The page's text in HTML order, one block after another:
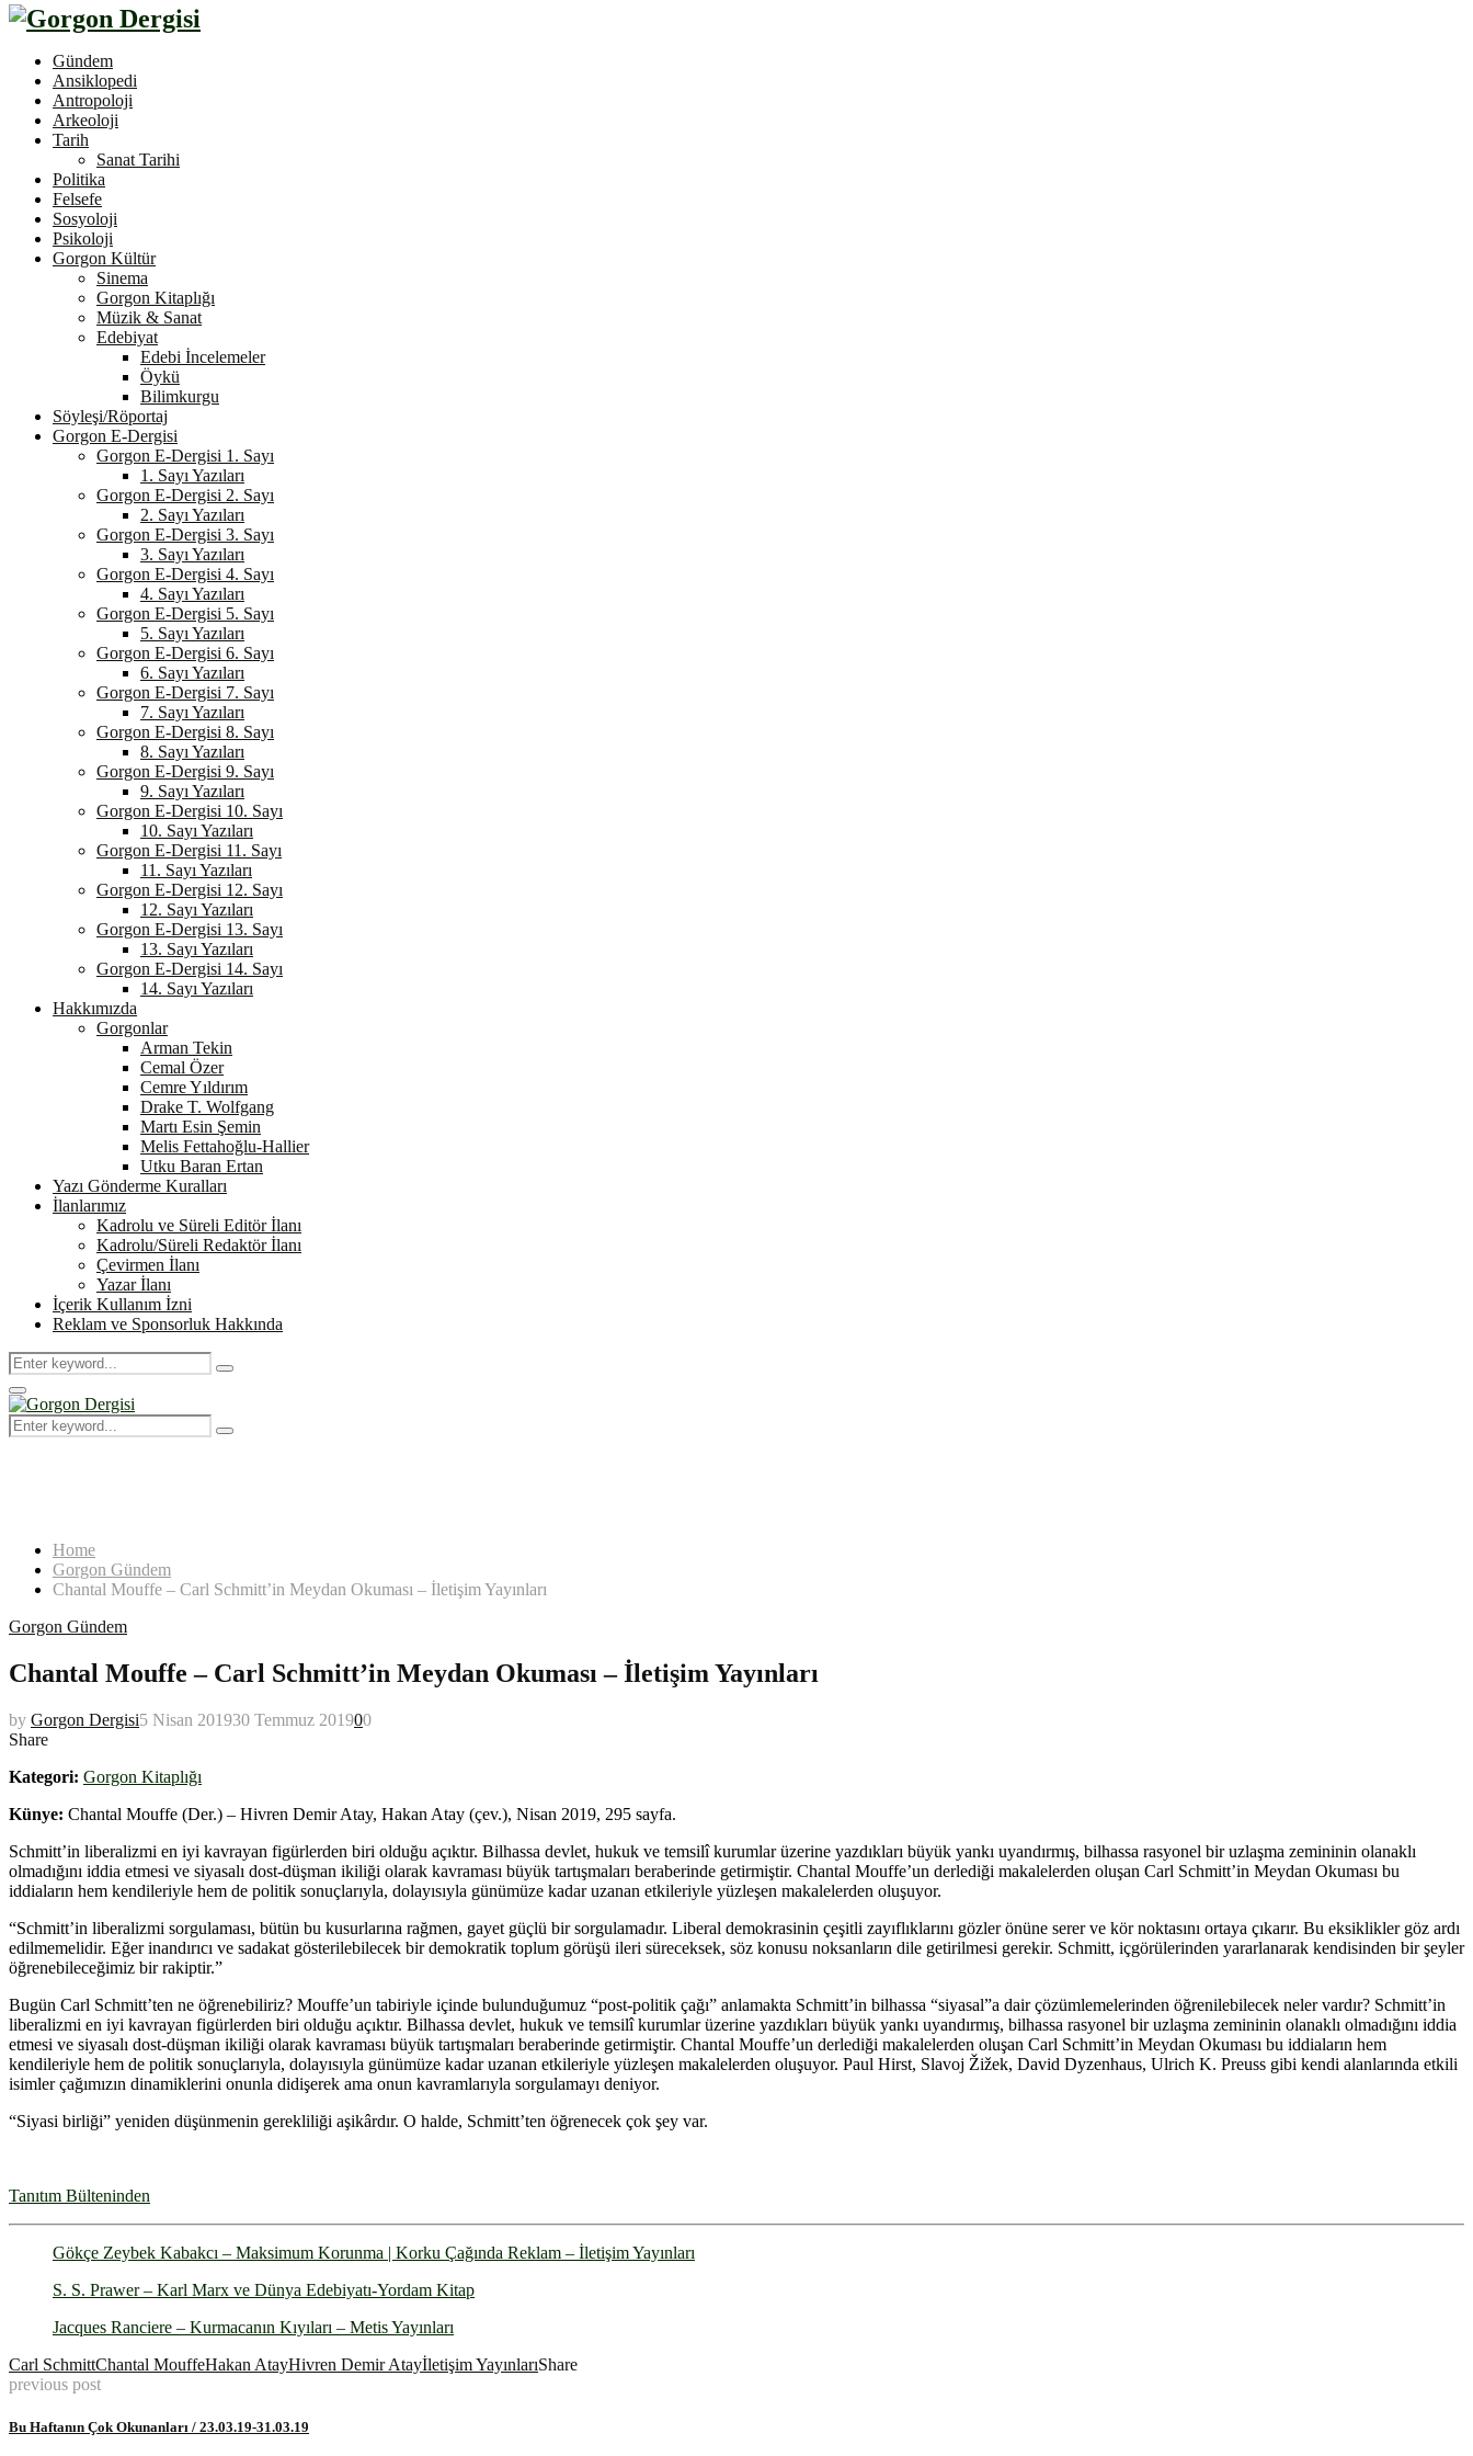
Gündem
Ansiklopedi
Antropoloji
Arkeoloji
Tarih
Sanat Tarihi
Politika
Felsefe
Sosyoloji
Psikoloji
Gorgon Kültür
Sinema
Gorgon Kitaplığı
Müzik & Sanat
Edebiyat
Edebi İncelemeler
Öykü
Bilimkurgu
Söyleşi/Röportaj
Gorgon E-Dergisi
Gorgon E-Dergisi 1. Sayı
1. Sayı Yazıları
Gorgon E-Dergisi 2. Sayı
2. Sayı Yazıları
Gorgon E-Dergisi 3. Sayı
3. Sayı Yazıları
Gorgon E-Dergisi 4. Sayı
4. Sayı Yazıları
Gorgon E-Dergisi 5. Sayı
5. Sayı Yazıları
Gorgon E-Dergisi 6. Sayı
6. Sayı Yazıları
Gorgon E-Dergisi 7. Sayı
7. Sayı Yazıları
Gorgon E-Dergisi 8. Sayı
8. Sayı Yazıları
Gorgon E-Dergisi 9. Sayı
9. Sayı Yazıları
Gorgon E-Dergisi 10. Sayı
10. Sayı Yazıları
Gorgon E-Dergisi 11. Sayı
11. Sayı Yazıları
Gorgon E-Dergisi 12. Sayı
12. Sayı Yazıları
Gorgon E-Dergisi 13. Sayı
13. Sayı Yazıları
Gorgon E-Dergisi 14. Sayı
14. Sayı Yazıları
Hakkımızda
Gorgonlar
Arman Tekin
Cemal Özer
Cemre Yıldırım
Drake T. Wolfgang
Martı Esin Şemin
Melis Fettahoğlu-Hallier
Utku Baran Ertan
Yazı Gönderme Kuralları
İlanlarımız
Kadrolu ve Süreli Editör İlanı
Kadrolu/Süreli Redaktör İlanı
Çevirmen İlanı
Yazar İlanı
İçerik Kullanım İzni
Reklam ve Sponsorluk Hakkında
Search
for:
Search
Primary
Menu
Search
for:
Search
Home
Gorgon Gündem
Chantal Mouffe – Carl Schmitt’in Meydan Okuması – İletişim Yayınları
Gorgon Gündem
Chantal Mouffe – Carl Schmitt’in Meydan Okuması – İletişim Yayınları
by Gorgon Dergisi5 Nisan 201930 Temmuz 201900
Share
Kategori: Gorgon Kitaplığı
Künye: Chantal Mouffe (Der.) – Hivren Demir Atay, Hakan Atay (çev.), Nisan 2019, 295 sayfa.
Schmitt’in liberalizmi en iyi kavrayan figürlerden biri olduğu açıktır. Bilhassa devlet, hukuk ve temsilî kurumlar üzerine yazdıkları büyük yankı uyandırmış, bilhassa rasyonel bir uzlaşma zemininin olanaklı
olmadığını iddia etmesi ve siyasalı dost-düşman ikiliği olarak kavraması büyük tartışmaları beraberinde getirmiştir. Chantal Mouffe’un derlediği makalelerden oluşan Carl Schmitt’in Meydan Okuması bu
iddiaların hem kendileriyle hem de politik sonuçlarıyla, dolayısıyla günümüze kadar uzanan etkileriyle yüzleşen makalelerden oluşuyor.
“Schmitt’in liberalizmi sorgulaması, bütün bu kusurlarına rağmen, gayet güçlü bir sorgulamadır. Liberal demokrasinin çeşitli zayıflıklarını gözler önüne serer ve kör noktasını ortaya çıkarır. Bu eksiklikler göz ardı
edilmemelidir. Eğer inandırıcı ve sadakat gösterilebilecek bir demokratik toplum görüşü ileri süreceksek, söz konusu noksanların dile getirilmesi gerekir. Schmitt, içgörülerinden yararlanarak kendisinden bir şeyler
öğrenebileceğimiz bir rakiptir.”
Bugün Carl Schmitt’ten ne öğrenebiliriz? Mouffe’un tabiriyle içinde bulunduğumuz “post-politik çağı” anlamakta Schmitt’in bilhassa “siyasal”a dair çözümlemelerinden öğrenilebilecek neler vardır? Schmitt’in
liberalizmi en iyi kavrayan figürlerden biri olduğu açıktır. Bilhassa devlet, hukuk ve temsilî kurumlar üzerine yazdıkları büyük yankı uyandırmış, bilhassa rasyonel bir uzlaşma zemininin olanaklı olmadığını iddia
etmesi ve siyasalı dost-düşman ikiliği olarak kavraması büyük tartışmaları beraberinde getirmiştir. Chantal Mouffe’un derlediği makalelerden oluşan Carl Schmitt’in Meydan Okuması bu iddiaların hem
kendileriyle hem de politik sonuçlarıyla, dolayısıyla günümüze kadar uzanan etkileriyle yüzleşen makalelerden oluşuyor. Paul Hirst, Slavoj Žižek, David Dyzenhaus, Ulrich K. Preuss gibi kendi alanlarında etkili
isimler çağımızın dinamiklerini onunla didişerek ama onun kavramlarıyla sorgulamayı deniyor.
“Siyasi birliği” yeniden düşünmenin gerekliliği aşikârdır. O halde, Schmitt’ten öğrenecek çok şey var.
Tanıtım Bülteninden
Gökçe Zeybek Kabakcı – Maksimum Korunma | Korku Çağında Reklam – İletişim Yayınları
S. S. Prawer – Karl Marx ve Dünya Edebiyatı-Yordam Kitap
Jacques Ranciere – Kurmacanın Kıyıları – Metis Yayınları
Carl SchmittChantal MouffeHakan AtayHivren Demir Atayİletişim YayınlarıShare
previous post
Bu Haftanın Çok Okunanları / 23.03.19-31.03.19